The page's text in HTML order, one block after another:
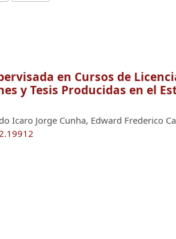
en Cursos de
y Tesis Producidas en el
Icaro Jorge Cunha, Edward Frederico